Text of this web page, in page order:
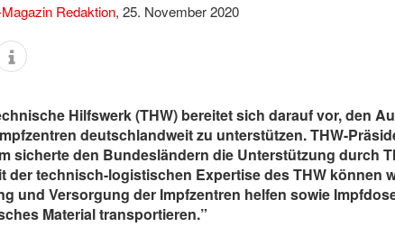
Redaktion, 25. November 2020
Hilfswerk (THW) bereitet sich darauf vor, den
deutschlandweit zu unterstützen. THW-
sicherte den Bundesländern die Unterstützung durch
der technisch-logistischen Expertise des THW können
und Versorgung der Impfzentren helfen sowie
Material transportieren.”